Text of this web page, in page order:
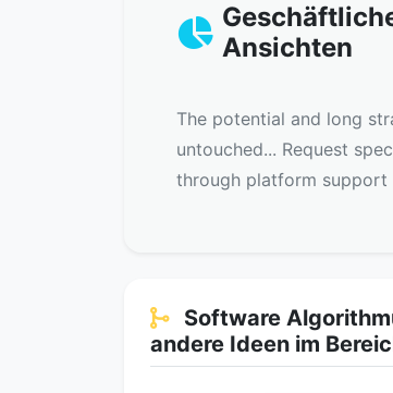
Ansichten
The potential and long
untouched... Request
through platform support
Software
andere Ideen im